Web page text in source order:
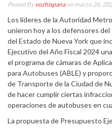
Posted Byvozhispanaon marzo 26,
Los líderes de la Autoridad
unieron hoy a los defensores
del Estado de Nueva York que
Ejecutivo del Año Fiscal 2024
el programa de cámaras de
para Autobuses (ABLE) y
de Transporte de la Ciudad de
de hacer cumplir ciertas
operaciones de autobuses en
La propuesta de Presupuesto